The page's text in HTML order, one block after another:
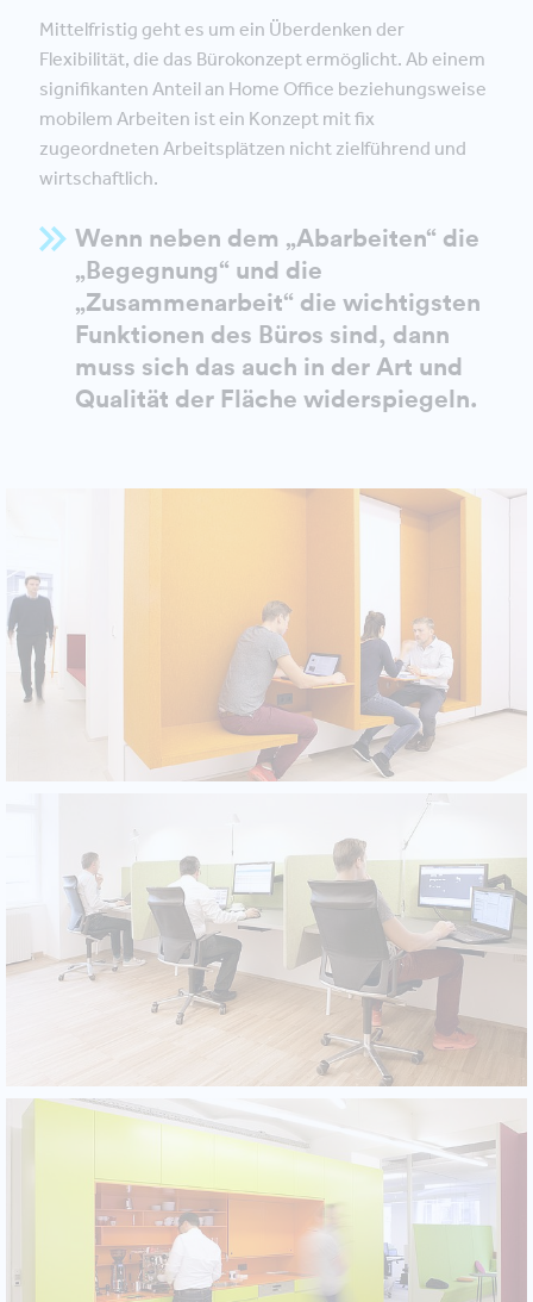
Mittelfristig geht es um ein Überdenken der
Flexibilität, die das Bürokonzept ermöglicht. Ab einem
signifikanten Anteil an Home Office beziehungsweise
mobilem Arbeiten ist ein Konzept mit fix
zugeordneten Arbeitsplätzen nicht zielführend und
wirtschaftlich.
Wenn neben dem „Abarbeiten“ die
„Begegnung“ und die
„Zusammenarbeit“ die wichtigsten
Funktionen des Büros sind, dann
muss sich das auch in der Art und
Qualität der Fläche widerspiegeln.